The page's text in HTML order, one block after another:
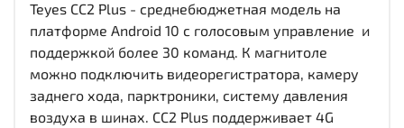
Teyes CC2 Plus - среднебюджетная модель на
платформе Android 10 с голосовым управление и
поддержкой более 30 команд. К магнитоле
можно подключить видеорегистратора, камеру
заднего хода, парктроники, систему давления
воздуха в шинах. CC2 Plus поддерживает 4G